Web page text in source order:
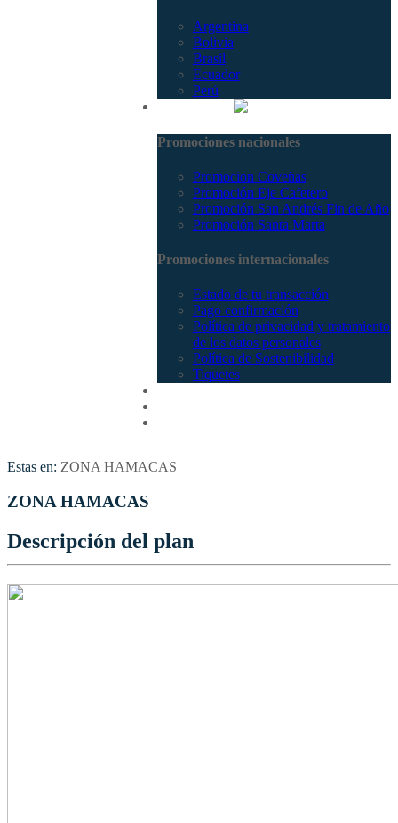
Argentina
Bolivia
Brasil
Ecuador
Perú
Promociones nacionales
Promocion Coveñas
Promoción Eje Cafetero
Promoción San Andrés Fin de Año
Promoción Santa Marta
Promociones internacionales
Estado de tu transacción
Pago confirmación
Política de privacidad y tratamiento
de los datos personales
Política de Sostenibilidad
Tiquetes
Estas en: ZONA HAMACAS
ZONA HAMACAS
Descripción del plan